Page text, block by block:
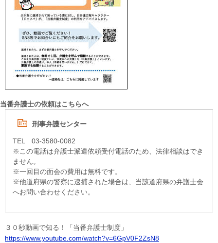
当番弁護士の依頼はこちらへ
刑事弁護センター
TEL 03-3580-0082
※この電話は弁護士派遣依頼受付電話のため、法律相談はでき
ません。
※一回目の面会の費用は無料です。
※他道府県の警察に逮捕された場合は、当該道府県の弁護士会
へお問い合わせください。
３０秒動画で知る！「当番弁護士制度」
https://www.youtube.com/watch?v=6GpV0F2ZsN8